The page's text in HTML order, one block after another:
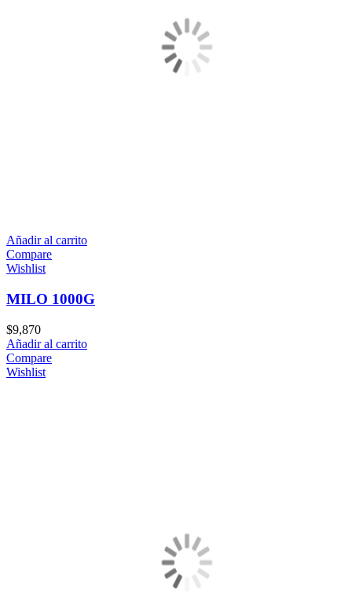
Añadir al carrito
Compare
Wishlist
MILO 1000G
$9,870
Añadir al carrito
Compare
Wishlist